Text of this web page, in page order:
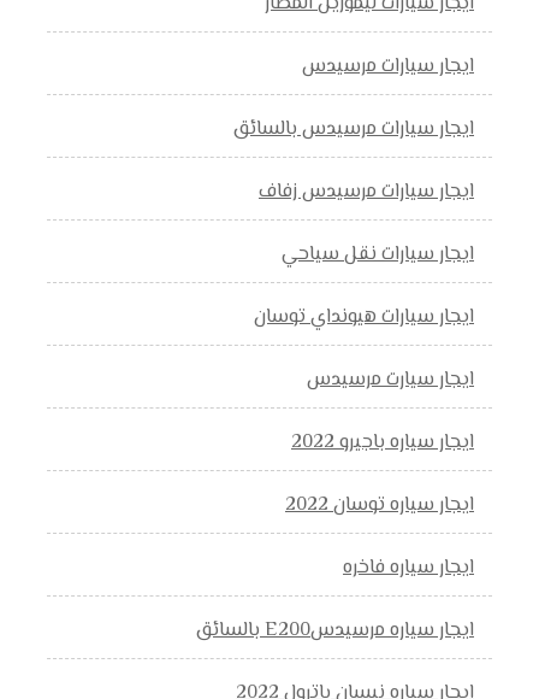
ايجار سيارات مرسيدس
ايجار سيارات مرسيدس بالسائق
ايجار سيارات مرسيدس زفاف
ايجار سيارات نقل سياحي
ايجار سيارات هيونداي توسان
ايجار سيارت مرسيدس
ايجار سياره باجيرو 2022
ايجار سياره توسان 2022
ايجار سياره فاخره
ايجار سياره مرسيدسE200 بالسائق